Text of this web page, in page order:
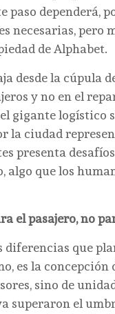
paso dependerá,
necesarias,
de Alphabet.
desde la cúpula
y no en el
gigante logístico
la ciudad
presenta
algo que los
el pasajero, no
diferencias que
es la
sino de
superaron el